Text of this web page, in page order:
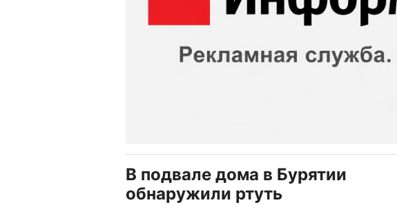
В подвале дома в Бурятии
обнаружили ртуть